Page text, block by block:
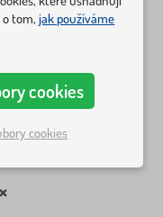
×
o tom,jak používáme
cookies
cookies